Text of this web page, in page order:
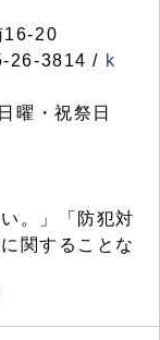
16-20
26-3814 / k
曜・祝祭日
。」「防犯対
関することな